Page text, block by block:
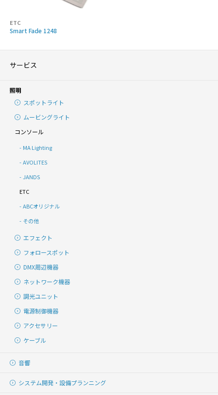
ETC
Smart Fade 1248
サービス
照明
スポットライト
ムービングライト
コンソール
MA Lighting
AVOLITES
JANDS
ETC
ABCオリジナル
その他
エフェクト
フォロースポット
DMX周辺機器
ネットワーク機器
調光ユニット
電源制御機器
アクセサリー
ケーブル
音響
システム開発・ 設備プランニング